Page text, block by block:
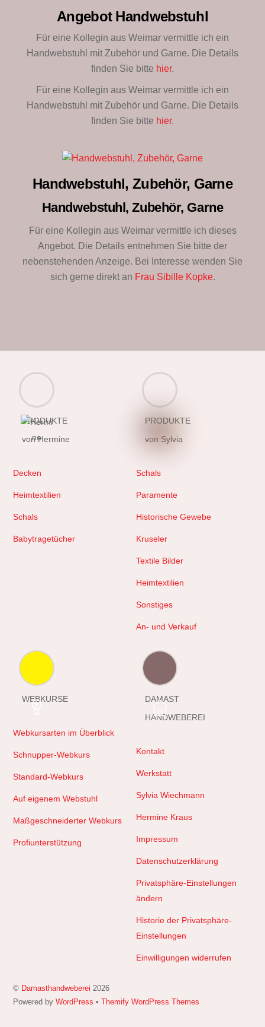
Angebot Handwebstuhl
Für eine Kollegin aus Weimar vermittle ich ein
Handwebstuhl mit Zubehör und Garne. Die Details
finden Sie bitte hier.
Für eine Kollegin aus Weimar vermittle ich ein
Handwebstuhl mit Zubehör und Garne. Die Details
finden Sie bitte hier.
Handwebstuhl, Zubehör, Garne
Handwebstuhl, Zubehör, Garne
Für eine Kollegin aus Weimar vermittle ich dieses
Angebot. Die Details entnehmen Sie bitte der
nebenstehenden Anzeige. Bei Interesse wenden Sie
sich gerne direkt an Frau Sibille Kopke.
PRODUKTE
von Hermine
Decken
Heimtextilien
Schals
Babytragetücher
PRODUKTE
von Sylvia
Schals
Paramente
Historische Gewebe
Kruseler
Textile Bilder
Heimtextilien
Sonstiges
An- und Verkauf
WEBKURSE
Webkursarten im Überblick
Schnupper-Webkurs
Standard-Webkurs
Auf eigenem Webstuhl
Maßgeschneiderter Webkurs
Profiunterstützung
DAMAST
HANDWEBEREI
Kontakt
Werkstatt
Sylvia Wiechmann
Hermine Kraus
Impressum
Datenschutzerklärung
Privatsphäre-Einstellungen
ändern
Historie der Privatsphäre-
Einstellungen
Einwilligungen widerrufen
© Damasthandweberei 2026
Powered byWordPress •Themify WordPress Themes